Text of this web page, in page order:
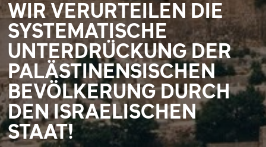
WIR VERURTEILEN DIE
SYSTEMATISCHE
UNTERDRÜCKUNG DER
PALÄSTINENSISCHEN
BEVÖLKERUNG DURCH
DEN ISRAELISCHEN
STAAT!